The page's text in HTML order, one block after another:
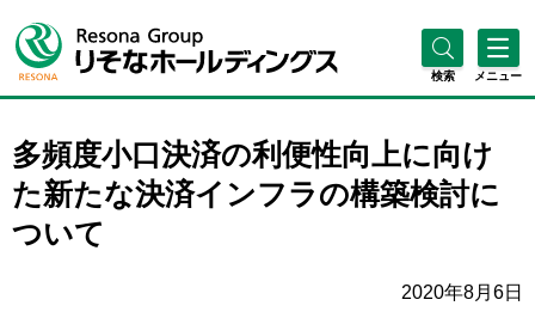
検索 メニュー
多頻度小口決済の利便性向上に向け
た新たな決済インフラの構築検討に
ついて
2020年8月6日